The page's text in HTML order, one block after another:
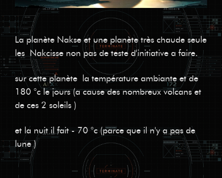
La planète Nakse et une planète très chaude seule
les Nakcisse non pas de teste d'initiative a faire.
sur cette planète la température ambiante et de
180 °c le jours (a cause des nombreux volcans et
de ces 2 soleils )
et la nuit il fait - 70 °c (parce que il n'y a pas de
lune )